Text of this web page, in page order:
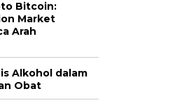
Bitcoin:
Market
Arah
Alkohol dalam
Obat